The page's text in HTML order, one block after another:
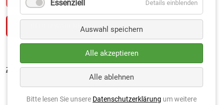
Zurück
Essenziell Details einblenden
Auswahl speichern
Alle akzeptieren
Alle ablehnen
Bitte lesen Sie unsere Datenschutzerklärung um weitere